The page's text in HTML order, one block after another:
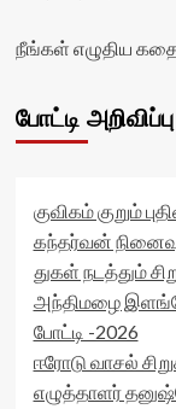
நீங்கள் எழுதிய
போட்டி அறிவிப்பு
குவிகம் குறும்
கந்தர்வன் நினைவு
துகள் நடத்தும்
அந்திமழை
போட்டி -2026
ஈரோடு வாசல்
எழுத்தாளர்